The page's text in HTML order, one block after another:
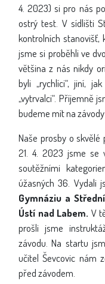
4. 2023) si pro nás
ostrý test. V sídlišti
kontrolních stanovišť,
jsme si proběhli ve
většina z nás nikdy
byli „rychlíci“, jiní,
„vytrvalci“. Příjemně
budeme mít na
Naše prosby o skvělé
21. 4. 2023 jsme se
soutěžními
úžasných 36. Vydali
Gymnáziu a
Ústí nad Labem. V
prošli jsme
závodu. Na startu
učitel Ševcovic nám
před závodem.